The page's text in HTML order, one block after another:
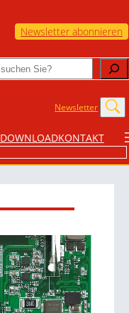
Newsletter abonnieren
Newsletter
DOWNLOADKONTAKT